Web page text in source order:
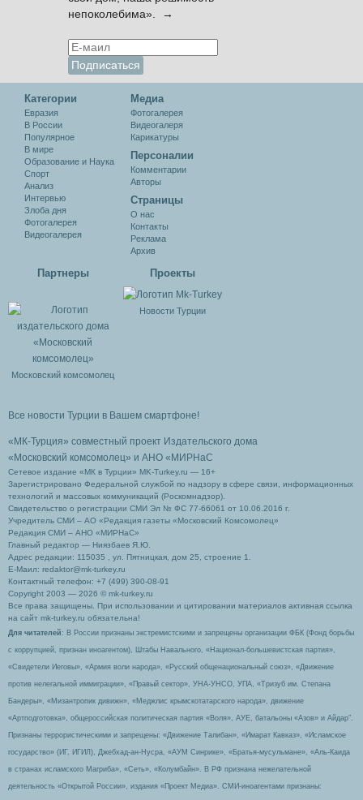
непоколебима». →
Категории
Евразия
В России
Популярное
В мире
Образование и Наука
Спорт
Анализ
Интервью
Злоба дня
Фотогалерея
Видеогалерея
Медиа
Фотогалерея
Видеогалеря
Карикатуры
Персоналии
Комментарии
Авторы
Cтраницы
О нас
Контакты
Реклама
Архив
Партнеры
Московский комсомолец
Проекты
Новости Турции
Все новости Турции в Вашем смартфоне!
«МК-Турция» совместный проект Издательского дома
«Московский комсомолец» и АНО «МИРНаС
Сетевое издание «МК в Турции» MK-Turkey.ru — 16+
Зарегистрировано Федеральной службой по надзору в сфере связи, информационных
технологий и массовых коммуникаций (Роскомнадзор).
Свидетельство о регистрации СМИ Эл № ФС 77-66061 от 10.06.2016 г.
Учредитель СМИ – АО «Редакция газеты «Московский Комсомолец»
Редакция СМИ – АНО «МИРНаС»
Главный редактор — Ниязбаев Я.Ю.
Адрес редакции: 115035 , ул. Пятницкая, дом 25, строение 1.
Е-Маил: redaktor@mk-turkey.ru
Контактный телефон: +7 (499) 390-08-91
Copyright 2003 — 2026 © mk-turkey.ru
Все права защищены. При использовании и цитировании материалов активная ссылка
на сайт mk-turkey.ru обязательна!
Для читателей : В России признаны экстремистскими и запрещены организации ФБК (Фонд борьбы
с коррупцией, признан иноагентом), Штабы Навального, «Национал-большевистская партия»,
«Свидетели Иеговы», «Армия воли народа», «Русский общенациональный союз», «Движение
против нелегальной иммиграции», «Правый сектор», УНА-УНСО, УПА, «Тризуб им. Степана
Бандеры», «Мизантропик дивижн», «Меджлис крымскотатарского народа», движение
«Артподготовка», общероссийская политическая партия «Воля», АУЕ, батальоны «Азов» и Айдар″.
Признаны террористическими и запрещены: «Движение Талибан», «Имарат Кавказ», «Исламское
государство» (ИГ, ИГИЛ), Джебхад-ан-Нусра, «АУМ Синрике», «Братья-мусульмане», «Аль-Каида
в странах исламского Магриба», «Сеть», «Колумбайн». В РФ признана нежелательной
деятельность «Открытой России», издания «Проект Медиа». СМИ-иноагентами признаны: